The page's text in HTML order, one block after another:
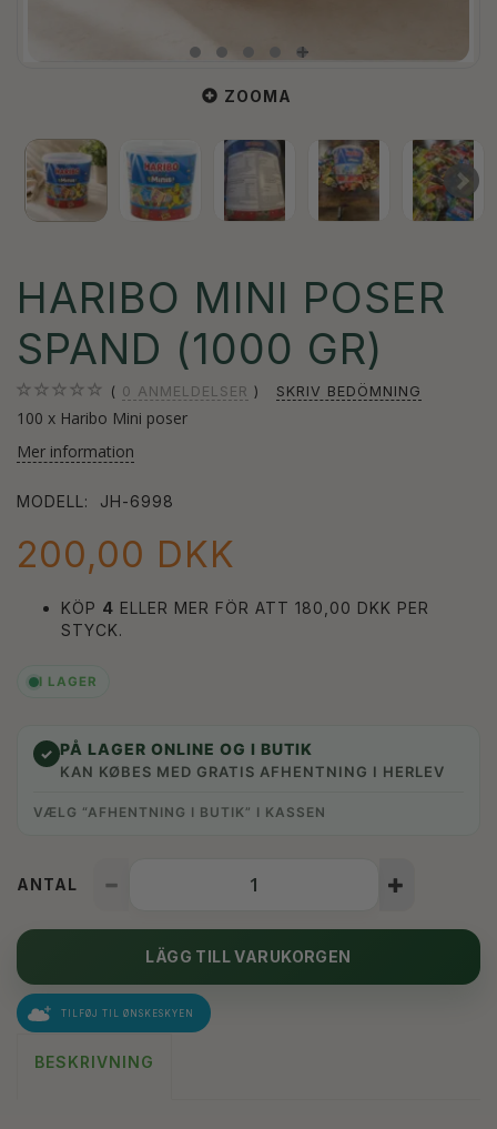
ZOOMA
HARIBO MINI POSER
SPAND (1000 GR)
0 ANMELDELSER SKRIV BEDÖMNING
100 x Haribo Mini poser
Mer information
MODELL: JH-6998
200,00 DKK
KÖP 4 ELLER MER FÖR ATT 180,00 DKK PER
STYCK.
I LAGER
✓ PÅ LAGER ONLINE OG I BUTIK
KAN KØBES MED GRATIS AFHENTNING I HERLEV
VÆLG “AFHENTNING I BUTIK” I KASSEN
ANTAL
LÄGG TILL VARUKORGEN
TILFØJ TIL ØNSKESKYEN
BESKRIVNING